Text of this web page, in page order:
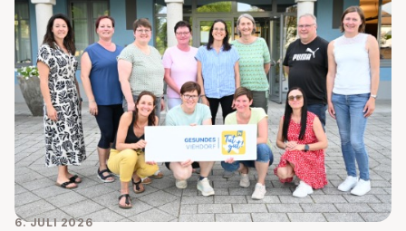
6. JULI 2026